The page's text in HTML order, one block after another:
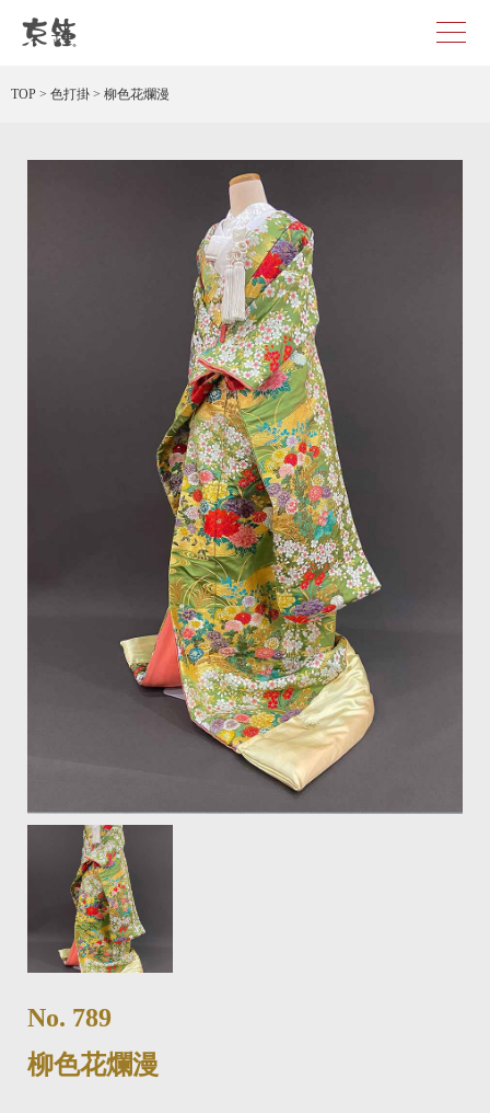
TOP > 色打掛 > 柳色花爛漫
No. 789
柳色花爛漫